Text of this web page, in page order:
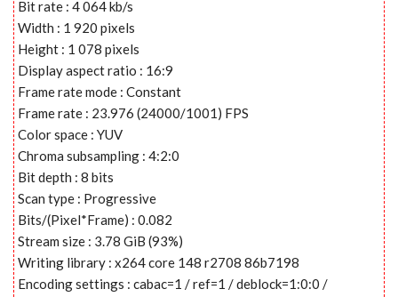
Bit rate : 4 064 kb/s
Width : 1 920 pixels
Height : 1 078 pixels
Display aspect ratio : 16:9
Frame rate mode : Constant
Frame rate : 23.976 (24000/1001) FPS
Color space : YUV
Chroma subsampling : 4:2:0
Bit depth : 8 bits
Scan type : Progressive
Bits/(Pixel*Frame) : 0.082
Stream size : 3.78 GiB (93%)
Writing library : x264 core 148 r2708 86b7198
Encoding settings : cabac=1 / ref=1 / deblock=1:0:0 /